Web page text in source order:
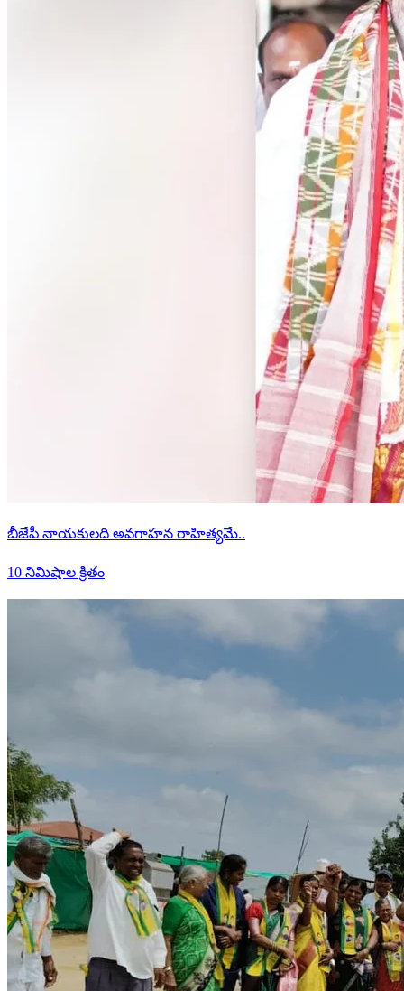
బీజేపీ నాయకులది అవగాహన రాహిత్యమే..
10 నిమిషాల క్రితం